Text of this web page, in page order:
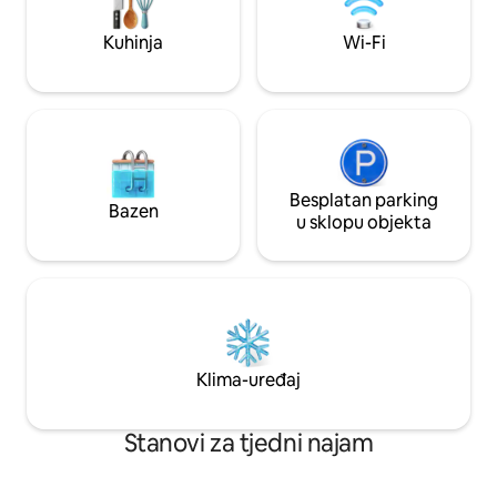
katu (morate se popeti stepenicama). U
zgradi nema dizala.
vatromet.
besplatnim
zgrade.)
Kuhinja Wi-Fi
Bazen
Besplatan parking
u sklopu objekta
Klima-uređaj
Stanovi za tjedni najam